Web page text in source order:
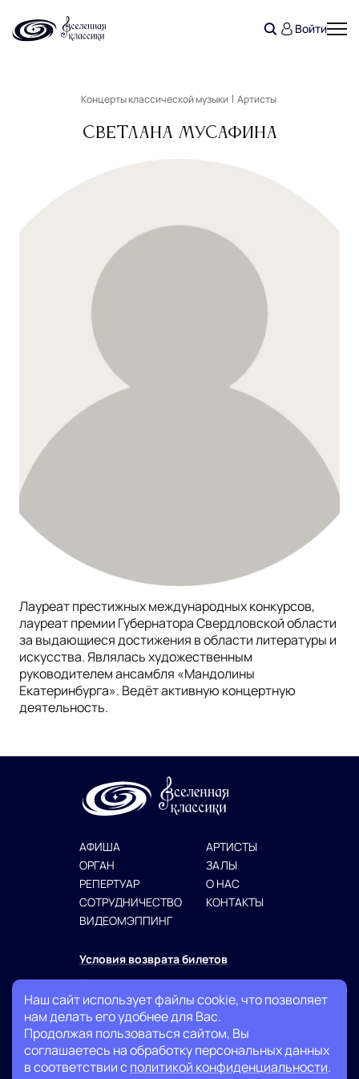
Войти
Концерты классической музыки Артисты
Светлана Мусафина
Лауреат престижных международных конкурсов,
лауреат премии Губернатора Свердловской области
за выдающиеся достижения в области литературы и
искусства. Являлась художественным
руководителем ансамбля «Мандолины
Екатеринбурга». Ведёт активную концертную
деятельность.
АФИША
ОРГАН
РЕПЕРТУАР
СОТРУДНИЧЕСТВО
ВИДЕОМЭППИНГ
АРТИСТЫ
ЗАЛЫ
О НАС
КОНТАКТЫ
+7 (999) 007-13-27
info@classicuniverse.ru
Условия возврата билетов
Политика конфиденциальности
Публичная оферта
Наш сайт использует файлы cookie, что позволяет
нам делать его удобнее для Вас.
Продолжая пользоваться сайтом, Вы
соглашаетесь на обработку персональных данных
в соответствии с политикой конфиденциальности.